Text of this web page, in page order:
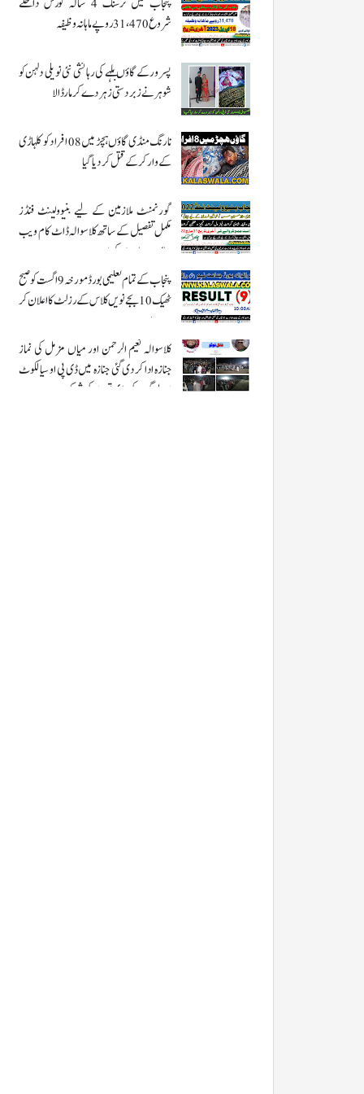
شروع 31،470 روپے ماہانہ وظیفہ
پسرور کے گاؤں بلہے کی رہائشی نئی نویلی دلہن کو
شوہر نے زبردستی زہر دے کر مار ڈالا
نارنگ منڈی گاؤں ہچڑ میں 08 افراد کو کلہاڑی
کے وار کر کے قتل کر دیا گیا
گورنمنٹ ملازمین کے لیے بنیوولینٹ فنڈز
مکمل تفصیل کے ساتھ کلاسوالہ ڈاٹ کام ویب
سائٹ پر ملاحضہ کریں
پنجاب کے تمام تعلیمی بورڈ مورخہ 9 اگست کو صبح
ٹھیک 10 بجے نویں کلاس کے رزلٹ کا اعلان کر
رہے ہیں
کلاسوالہ نعیم الرحمن اور میاں مزمل کی نماز
جنازہ ادا کر دی گئی جنازہ میں ڈی پی او سیالکوٹ
اور لوگوں کی بڑی تعداد کی شرکت